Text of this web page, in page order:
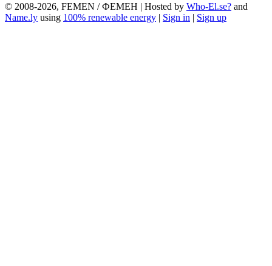
© 2008-2026, FEMEN / ФЕМЕН | Hosted by Who-El.se? and
Name.ly using 100% renewable energy | Sign in | Sign up